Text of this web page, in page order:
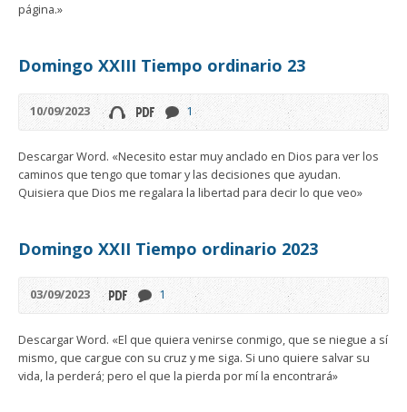
página.»
Domingo XXIII Tiempo ordinario 23
10/09/2023 1
Descargar Word. «Necesito estar muy anclado en Dios para ver los
caminos que tengo que tomar y las decisiones que ayudan.
Quisiera que Dios me regalara la libertad para decir lo que veo»
Domingo XXII Tiempo ordinario 2023
03/09/2023 1
Descargar Word. «El que quiera venirse conmigo, que se niegue a sí
mismo, que cargue con su cruz y me siga. Si uno quiere salvar su
vida, la perderá; pero el que la pierda por mí la encontrará»